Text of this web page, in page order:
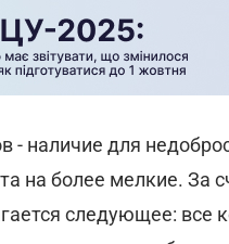
- наличие для
на более мелкие. За
следующее: все